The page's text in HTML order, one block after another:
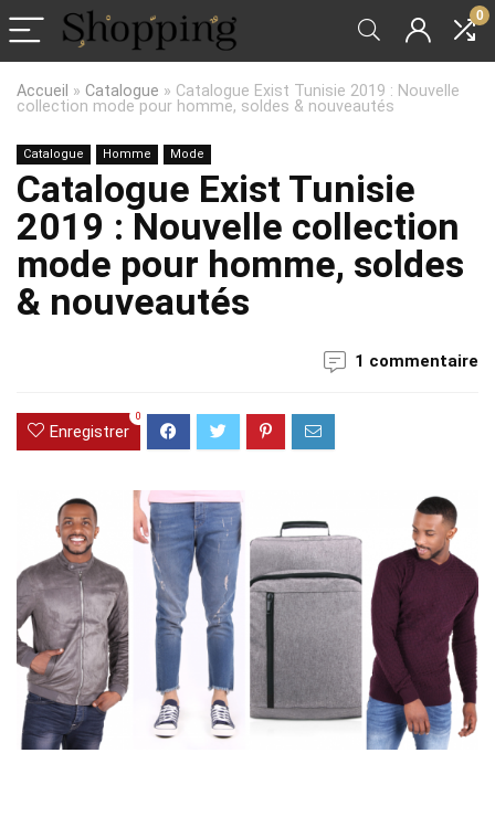
0
Accueil » Catalogue » Catalogue Exist Tunisie 2019 : Nouvelle
collection mode pour homme, soldes & nouveautés
Catalogue Homme Mode
Catalogue Exist Tunisie
2019 : Nouvelle collection
mode pour homme, soldes
& nouveautés
1 commentaire
Enregistrer
0